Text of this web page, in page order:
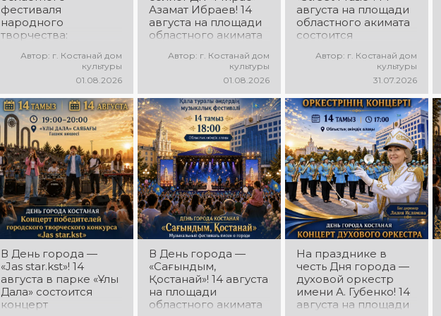
фестиваля
народного
творчества:
Автор: г. Костанай дом
культуры
01.08.2026
Азамат Ибраев! 14
августа на площади
областного акимата
концертная
программа Азамата
Ибраева! Вас ждут
любимые песни,
яркое выступление,
мощная энергия и
праздничное
настроение!
Автор: г. Костанай дом
культуры
01.08.2026
августа на площади
областного акимата
состоится
программа
коллективов города
«Street Music»! Вас
ждут современная
музыка, яркие
выступления,
мощная энергия и
праздничное
настроение!
Автор: г. Костанай дом
культуры
31.07.2026
В День города —
«Jas star.kst»! 14
августа в парке «Ұлы
Дала» состоится
концерт
В День города —
«Сағындым,
Қостанай»! 14 августа
на площади
областного акимата
На празднике в
честь Дня города —
духовой оркестр
имени А. Губенко! 14
августа на площади